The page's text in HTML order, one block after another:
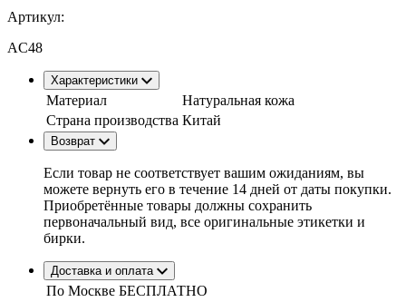
Артикул:
AC48
Характеристики
Материал
Натуральная кожа
Страна производства Китай
Возврат
Если товар не соответствует вашим ожиданиям, вы
можете вернуть его в течение 14 дней от даты покупки.
Приобретённые товары должны сохранить
первоначальный вид, все оригинальные этикетки и
бирки.
Доставка и оплата
По Москве БЕСПЛАТНО